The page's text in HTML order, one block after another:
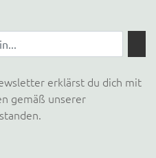
erklärst du dich mit
gemäß unserer